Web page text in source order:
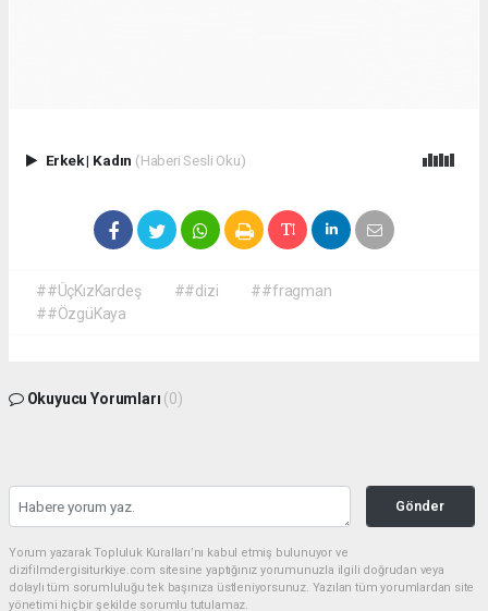
Erkek| Kadın (Haberi Sesli Oku)
##ÜçKızKardeş ##dizi
##fragman
##ÖzgüKaya
Okuyucu Yorumları (0)
Gönder
Yorum yazarak Topluluk Kuralları’nı kabul etmiş bulunuyor ve
dizifilmdergisiturkiye.com sitesine yaptığınız yorumunuzla ilgili doğrudan veya
dolaylı tüm sorumluluğu tek başınıza üstleniyorsunuz. Yazılan tüm yorumlardan site
yönetimi hiçbir şekilde sorumlu tutulamaz.